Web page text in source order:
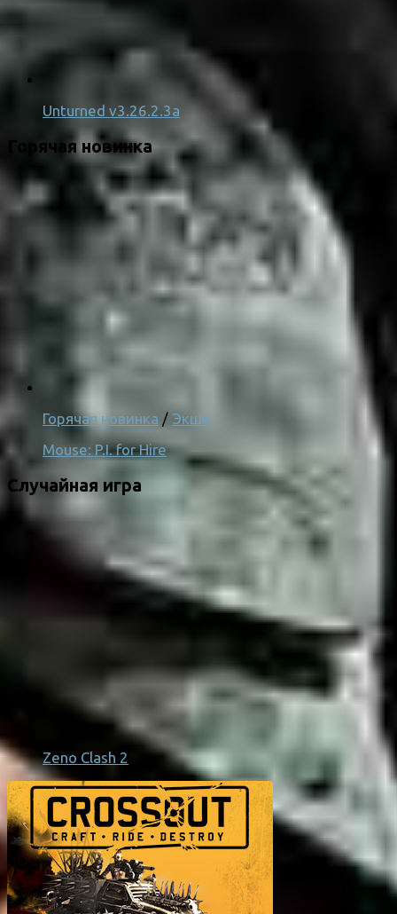
Unturned v3.26.2.3a
Горячая новинка
Горячая новинка / Экшн
Mouse: P.I. for Hire
Случайная игра
Zeno Clash 2